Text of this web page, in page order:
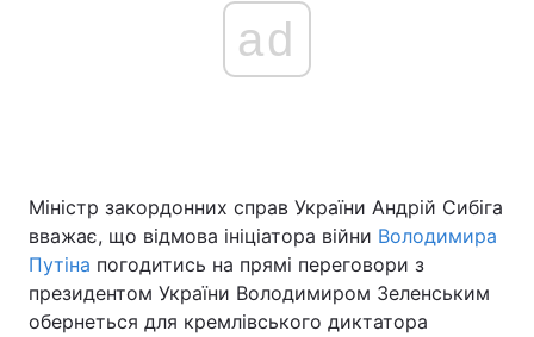
Україна Політика
Економіка Світ
Спорт Наука
ad
Міністр закордонних справ України Андрій Сибіга
вважає, що відмова ініціатора війни Володимира
Путіна погодитись на прямі переговори з
президентом України Володимиром Зеленським
обернеться для кремлівського диктатора